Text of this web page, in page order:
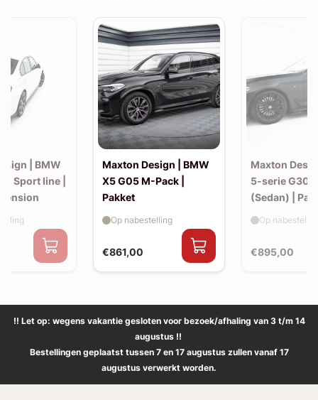
| BMW
Sport line |
Maxton Design | BMW
X5 G05 M-Pack |
Pakket
€861,00
Op nabestelling
Maxton
5-serie G30
(Sedan) |
€895,00
Op
!! Let op: wegens vakantie gesloten voor bezoek/afhaling van 3 t/m 14
augustus !!
Bestellingen geplaatst tussen 7 en 17 augustus zullen vanaf 17
augustus verwerkt worden.